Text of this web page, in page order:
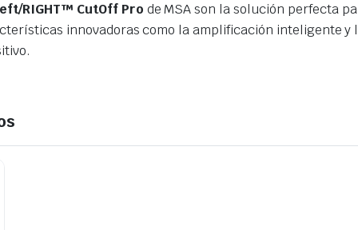
RIGHT™ CutOff Pro de MSA son la solución perfecta
innovadoras como la amplificación inteligente